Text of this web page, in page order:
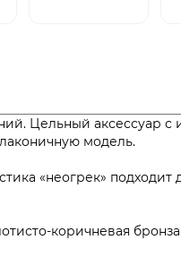
Цельный аксессуар
модель.
«неогрек»
коричневая